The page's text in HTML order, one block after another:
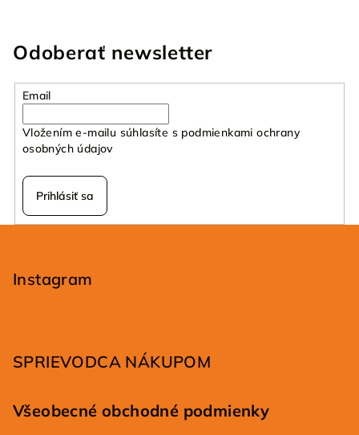
Odoberať newsletter
Email
Vložením e-mailu súhlasíte s podmienkami ochrany
osobných údajov
Prihlásiť sa
Instagram
SPRIEVODCA NÁKUPOM
Všeobecné obchodné podmienky